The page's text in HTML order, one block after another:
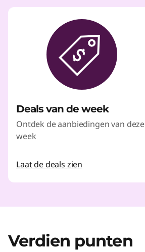
Deals van de week
Ontdek de aanbiedingen van deze
week
Laat de deals zien
Verdien punten